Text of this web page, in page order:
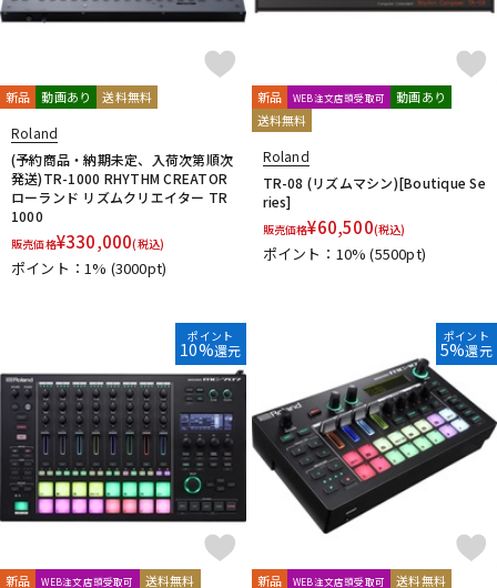
新品 動画あり 送料無料
Roland
(予約商品・納期未定、入荷次第順次
発送)TR-1000 RHYTHM CREATOR
ローランド リズムクリエイター TR
1000
販売価格¥330,000(税込)
ポイント：1% (3000pt)
新品 WEB注文店頭受取可
動画あり
送料無料
Roland
TR-08 (リズムマシン)[Boutique Se
ries]
販売価格¥60,500(税込)
ポイント：10%(5500pt)
ポイント
10%還元
新品 WEB注文店頭受取可 送料無料
ポイント
5%還元
新品 WEB注文店頭受取可 送料無料